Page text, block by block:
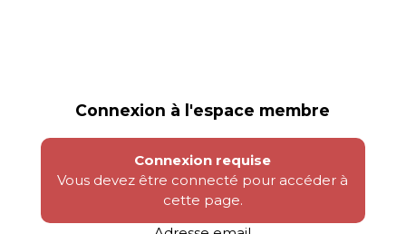
Connexion à l'espace membre
Connexion requise
Vous devez être connecté pour accéder à
cette page.